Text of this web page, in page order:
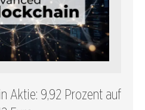
Aktie: 9,92 Prozent auf